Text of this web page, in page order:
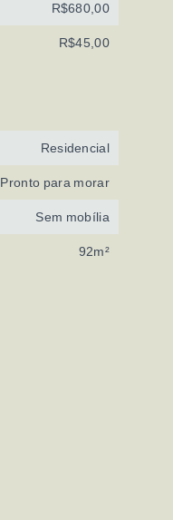
R$680,00
R$45,00
Residencial
Pronto para morar
Sem mobília
92m²